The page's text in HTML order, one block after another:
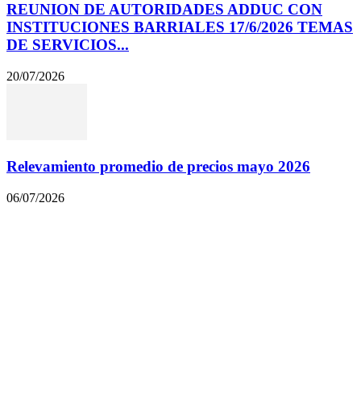
REUNION DE AUTORIDADES ADDUC CON
INSTITUCIONES BARRIALES 17/6/2026 TEMAS
DE SERVICIOS...
20/07/2026
Relevamiento promedio de precios mayo 2026
06/07/2026